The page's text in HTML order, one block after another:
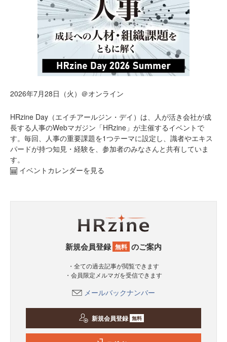
2026年7月28日（火）＠オンライン
HRzine Day（エイチアールジン・デイ）は、人が活き会社が成
長する人事のWebマガジン「HRzine」が主催するイベントで
す。毎回、人事の重要課題を1つテーマに設定し、識者やエキス
パードが持つ知見・経験を、参加者のみなさんと共有していま
す。
イベントカレンダーを見る
新規会員登録 無料 のご案内
・全ての過去記事が閲覧できます
・会員限定メルマガを受信できます
メールバックナンバー
新規会員登録 無料